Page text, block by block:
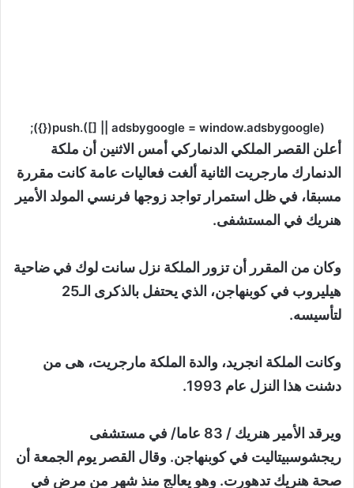
(adsbygoogle = window.adsbygoogle || []).push({});
أعلن القصر الملكي الدنماركي أمس الاثنين أن ملكة
الدنمارك مارجريت الثانية ألغت فعاليات عامة كانت مقررة
مسبقا، في ظل استمرار تواجد زوجها فرنسي المولد الأمير
هنريك في المستشفى.
وكان من المقرر أن تزور الملكة نزل سانت لوك في ضاحية
هيليروب في كوبنهاجن، الذي يحتفل بالذكرى الـ25
لتأسيسه.
وكانت الملكة انجريد، والدة الملكة مارجريت، هى من
دشنت هذا النزل عام 1993.
ويرقد الأمير هنريك / 83 عاما/ في مستشفى
ريجشوسبيتاليت في كوبنهاجن. وقال القصر يوم الجمعة أن
صحة هنريك تدهورت. وهو يعالج منذ شهر من مرض في